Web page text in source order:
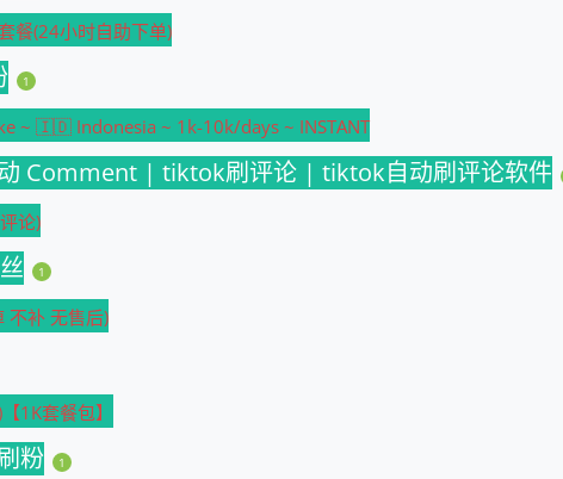
餐(24小时自助下单)
1
~ 🇮🇩 Indonesia ~ 1k-10k/days ~ INSTANT
Comment | tiktok刷评论 | tiktok自动刷评论软件
论)
1
补 无售后)
1K套餐包】
粉 1